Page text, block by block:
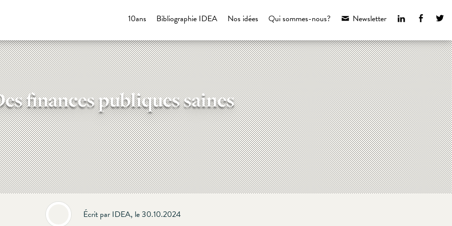
LinkedIn
Newsletter
Qui sommes-nous?
Nos idées
Bibliographie IDEA
10ans
finances publiques saines
Écrit par IDEA, le 30.10.2024